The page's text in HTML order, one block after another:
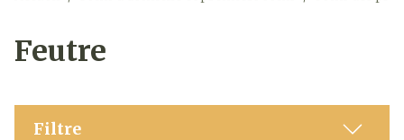
Feutre
Filtre